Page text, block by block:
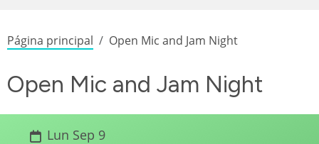
Sobrescribir enlaces de ayuda a la
Página principal Open Mic and Jam Night
Open Mic and Jam Night
Lun Sep 9